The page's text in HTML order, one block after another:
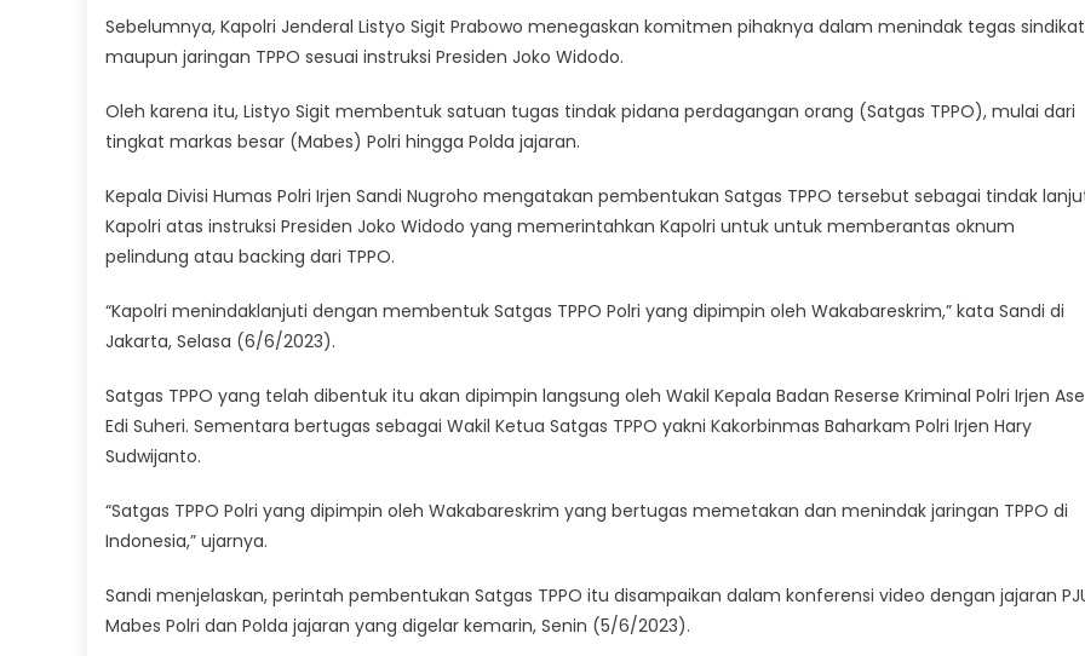
Sebelumnya, Kapolri Jenderal Listyo Sigit Prabowo menegaskan komitmen pihaknya dalam menindak tegas sindikat
maupun jaringan TPPO sesuai instruksi Presiden Joko Widodo.
Oleh karena itu, Listyo Sigit membentuk satuan tugas tindak pidana perdagangan orang (Satgas TPPO), mulai dari
tingkat markas besar (Mabes) Polri hingga Polda jajaran.
Kepala Divisi Humas Polri Irjen Sandi Nugroho mengatakan pembentukan Satgas TPPO tersebut sebagai tindak
Kapolri atas instruksi Presiden Joko Widodo yang memerintahkan Kapolri untuk untuk memberantas oknum
pelindung atau backing dari TPPO.
“Kapolri menindaklanjuti dengan membentuk Satgas TPPO Polri yang dipimpin oleh Wakabareskrim,” kata Sandi di
Jakarta, Selasa (6/6/2023).
Satgas TPPO yang telah dibentuk itu akan dipimpin langsung oleh Wakil Kepala Badan Reserse Kriminal Polri Irjen
Edi Suheri. Sementara bertugas sebagai Wakil Ketua Satgas TPPO yakni Kakorbinmas Baharkam Polri Irjen Hary
Sudwijanto.
“Satgas TPPO Polri yang dipimpin oleh Wakabareskrim yang bertugas memetakan dan menindak jaringan TPPO di
Indonesia,” ujarnya.
Sandi menjelaskan, perintah pembentukan Satgas TPPO itu disampaikan dalam konferensi video dengan jajaran
Mabes Polri dan Polda jajaran yang digelar kemarin, Senin (5/6/2023).